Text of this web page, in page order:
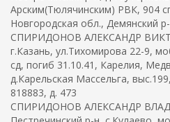
Арским(Тюлячинским) РВК, 904
Новгородская обл., Демянский
СПИРИДОНОВ АЛЕКСАНДР
г.Казань, ул.Тихомирова 22-9,
сд, погиб 31.10.41, Карелия,
д.Карельская Массельга,
818883, д. 473
СПИРИДОНОВ АЛЕКСАНДР